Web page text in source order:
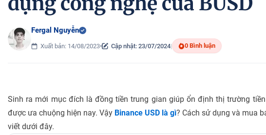
Fergal Nguyễn
Xuất bản: 14/08/2023• Cập nhật: 23/07/2024| 0 Bình luận
Sinh ra mới mục đích là đồng tiền trung gian giúp ổn định thị trường
được ưa chuộng hiện nay. Vậy Binance USD là gì? Cách sử dụng và mua
viết dưới đây.